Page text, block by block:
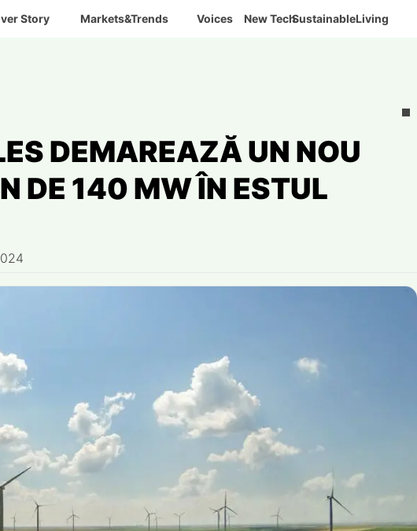
Story Markets&Trends Voices New TechSustainableLiving
DEMAREAZĂ UN NOU
DE 140 MW ÎN ESTUL